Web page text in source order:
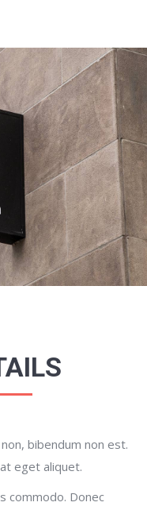
bibendum non est.
eget aliquet.
commodo. Donec